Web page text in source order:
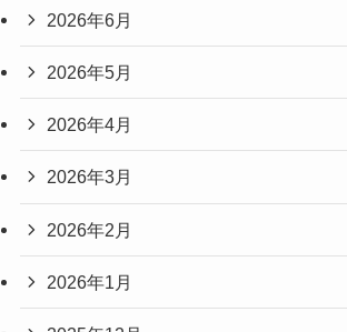
2026年6月
2026年5月
2026年4月
2026年3月
2026年2月
2026年1月